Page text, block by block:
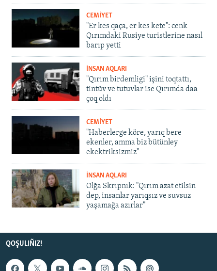
CEMİYET
"Er kes qaça, er kes kete": cenk
Qırımdaki Rusiye turistlerine nasıl
barıp yetti
İNSAN AQLARI
"Qırım birdemligi" işini toqtattı,
tintüv ve tutuvlar ise Qırımda daa
çoq oldı
CEMİYET
"Haberlerge köre, yarıq bere
ekenler, amma biz bütünley
ekektriksizmiz"
İNSAN AQLARI
Olğa Skrıpnık: "Qırım azat etilsin
dep, insanlar yarıqsız ve suvsuz
yaşamağa azırlar"
QOŞULIÑIZ!